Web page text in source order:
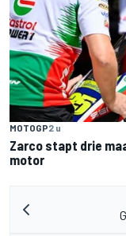
MOTOGP2 u
Zarco stapt drie
motor